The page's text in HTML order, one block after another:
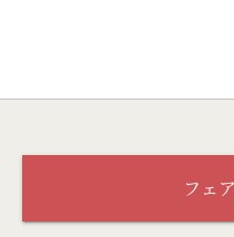
フェ